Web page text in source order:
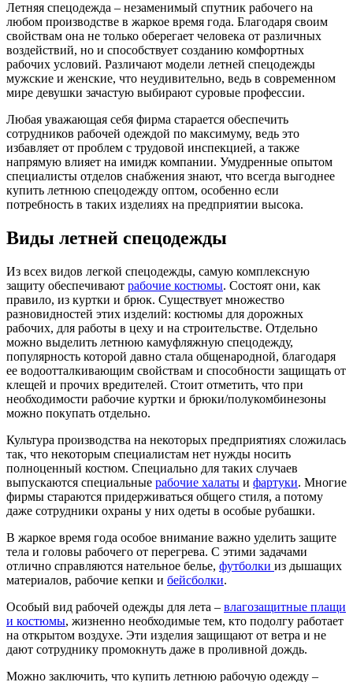
Летняя спецодежда – незаменимый спутник рабочего на
любом производстве в жаркое время года. Благодаря своим
свойствам она не только оберегает человека от различных
воздействий, но и способствует созданию комфортных
рабочих условий. Различают модели летней спецодежды
мужские и женские, что неудивительно, ведь в современном
мире девушки зачастую выбирают суровые профессии.
Любая уважающая себя фирма старается обеспечить
сотрудников рабочей одеждой по максимуму, ведь это
избавляет от проблем с трудовой инспекцией, а также
напрямую влияет на имидж компании. Умудренные опытом
специалисты отделов снабжения знают, что всегда выгоднее
купить летнюю спецодежду оптом, особенно если
потребность в таких изделиях на предприятии высока.
Виды летней спецодежды
Из всех видов легкой спецодежды, самую комплексную
защиту обеспечивают рабочие костюмы. Состоят они, как
правило, из куртки и брюк. Существует множество
разновидностей этих изделий: костюмы для дорожных
рабочих, для работы в цеху и на строительстве. Отдельно
можно выделить летнюю камуфляжную спецодежду,
популярность которой давно стала общенародной, благодаря
ее водоотталкивающим свойствам и способности защищать от
клещей и прочих вредителей. Стоит отметить, что при
необходимости рабочие куртки и брюки/полукомбинезоны
можно покупать отдельно.
Культура производства на некоторых предприятиях сложилась
так, что некоторым специалистам нет нужды носить
полноценный костюм. Специально для таких случаев
выпускаются специальные рабочие халаты и фартуки. Многие
фирмы стараются придерживаться общего стиля, а потому
даже сотрудники охраны у них одеты в особые рубашки.
В жаркое время года особое внимание важно уделить защите
тела и головы рабочего от перегрева. С этими задачами
отлично справляются нательное белье, футболки из дышащих
материалов, рабочие кепки и бейсболки.
Особый вид рабочей одежды для лета – влагозащитные плащи
и костюмы, жизненно необходимые тем, кто подолгу работает
на открытом воздухе. Эти изделия защищают от ветра и не
дают сотруднику промокнуть даже в проливной дождь.
Можно заключить, что купить летнюю рабочую одежду –